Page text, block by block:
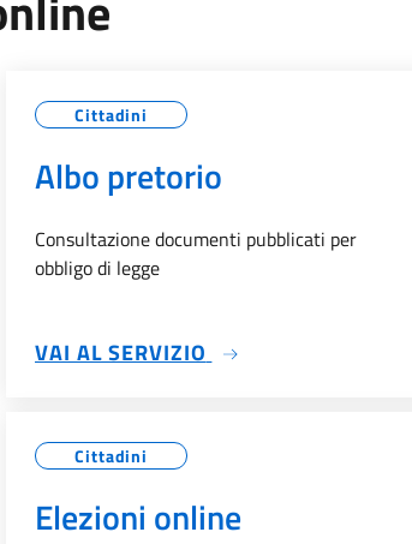
Cittadini
Albo pretorio
Consultazione documenti pubblicati per
obbligo di legge
VAI AL SERVIZIO SU ALBO PRETORIO
Cittadini
Elezioni online